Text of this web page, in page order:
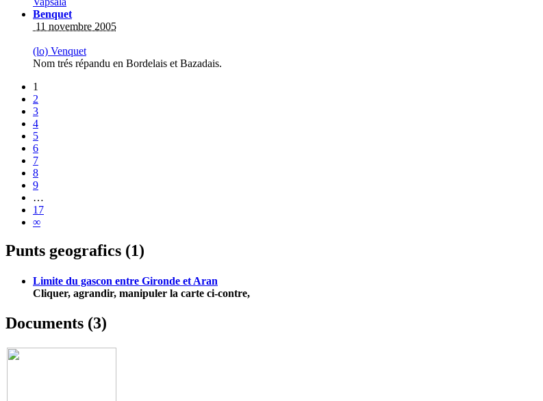
Benquet
11 novembre 2005
(lo) Venquet
Nom trés répandu en Bordelais et Bazadais.
1
2
3
4
5
6
7
8
9
…
17
∞
Punts geografics (1)
Limite du gascon entre Gironde et Aran
Cliquer, agrandir, manipuler la carte ci-contre,
Documents (3)